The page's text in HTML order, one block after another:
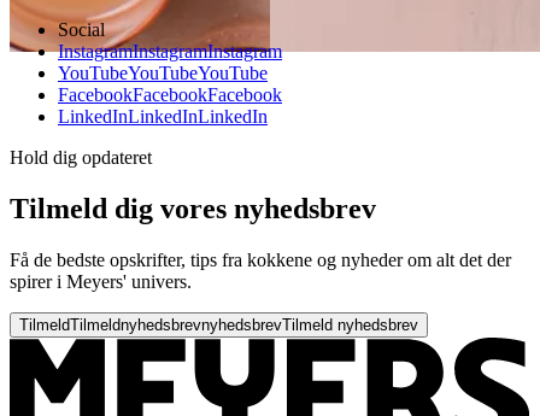
Social
InstagramInstagramInstagram
YouTubeYouTubeYouTube
FacebookFacebookFacebook
LinkedInLinkedInLinkedIn
Hold dig opdateret
Tilmeld dig vores nyhedsbrev
Få de bedste opskrifter, tips fra kokkene og nyheder om alt det der
spirer i Meyers' univers.
TilmeldTilmeldnyhedsbrevnyhedsbrevTilmeld nyhedsbrev